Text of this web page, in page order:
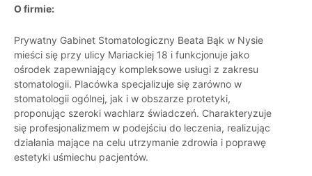
O firmie:
Prywatny Gabinet Stomatologiczny Beata Bąk w Nysie
mieści się przy ulicy Mariackiej 18 i funkcjonuje jako
ośrodek zapewniający kompleksowe usługi z zakresu
stomatologii. Placówka specjalizuje się zarówno w
stomatologii ogólnej, jak i w obszarze protetyki,
proponując szeroki wachlarz świadczeń. Charakteryzuje
się profesjonalizmem w podejściu do leczenia, realizując
działania mające na celu utrzymanie zdrowia i poprawę
estetyki uśmiechu pacjentów.